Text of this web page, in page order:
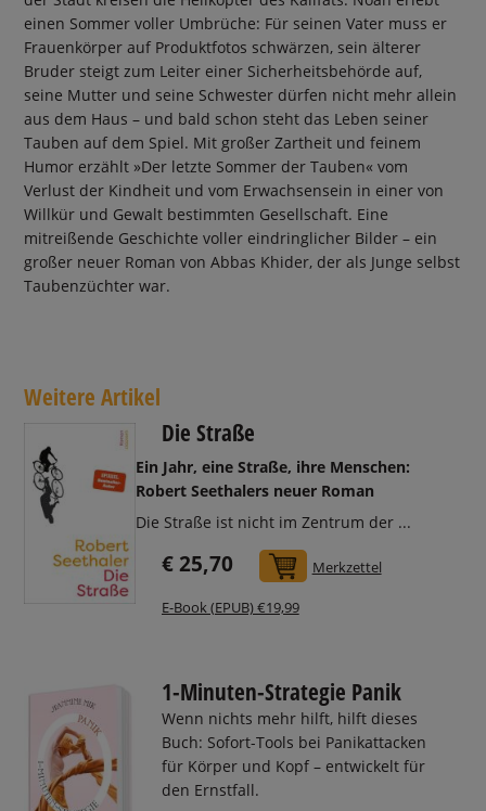
einen Sommer voller Umbrüche: Für seinen Vater muss er
Frauenkörper auf Produktfotos schwärzen, sein älterer
Bruder steigt zum Leiter einer Sicherheitsbehörde auf,
seine Mutter und seine Schwester dürfen nicht mehr allein
aus dem Haus – und bald schon steht das Leben seiner
Tauben auf dem Spiel. Mit großer Zartheit und feinem
Humor erzählt »Der letzte Sommer der Tauben« vom
Verlust der Kindheit und vom Erwachsensein in einer von
Willkür und Gewalt bestimmten Gesellschaft. Eine
mitreißende Geschichte voller eindringlicher Bilder – ein
großer neuer Roman von Abbas Khider, der als Junge selbst
Taubenzüchter war.
Weitere Artikel
Die Straße
Ein Jahr, eine Straße, ihre Menschen:
Robert Seethalers neuer Roman
Die Straße ist nicht im Zentrum der ...
€ 25,70 In den Warenkorb
Merkzettel
E-Book (EPUB) €19,99
1-Minuten-Strategie Panik
Wenn nichts mehr hilft, hilft dieses
Buch: Sofort-Tools bei Panikattacken
für Körper und Kopf – entwickelt für
den Ernstfall.